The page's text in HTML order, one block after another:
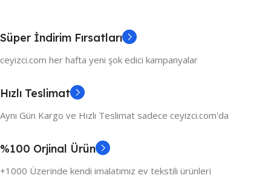
Süper İndirim Fırsatları
ceyizci.com her hafta yeni şok edici kampanyalar
Hızlı Teslimat
Aynı Gün Kargo ve Hızlı Teslimat sadece ceyizci.com'da
%100 Orjinal Ürün
+1000 Üzerinde kendi imalatımız ev tekstili ürünleri